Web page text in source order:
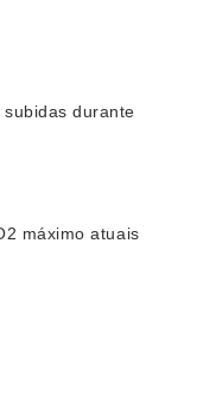
durante
máximo atuais